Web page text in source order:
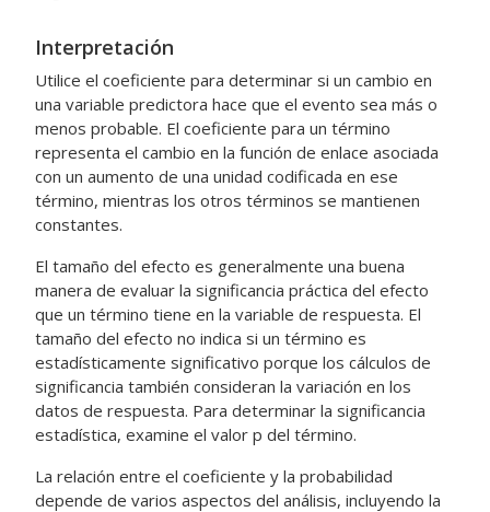
Interpretación
Utilice el coeficiente para determinar si un cambio en
una variable predictora hace que el evento sea más o
menos probable. El coeficiente para un término
representa el cambio en la función de enlace asociada
con un aumento de una unidad codificada en ese
término, mientras los otros términos se mantienen
constantes.
El tamaño del efecto es generalmente una buena
manera de evaluar la significancia práctica del efecto
que un término tiene en la variable de respuesta. El
tamaño del efecto no indica si un término es
estadísticamente significativo porque los cálculos de
significancia también consideran la variación en los
datos de respuesta. Para determinar la significancia
estadística, examine el valor p del término.
La relación entre el coeficiente y la probabilidad
depende de varios aspectos del análisis, incluyendo la